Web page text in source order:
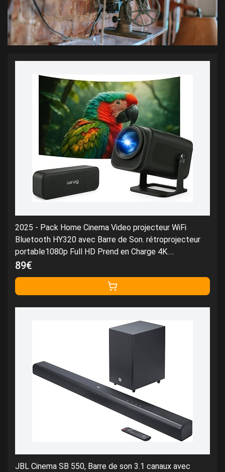
2025 - Pack Home Cinema Video projecteur WiFi
Bluetooth HY320 avec Barre de Son. rétroprojecteur
portable1080p Full HD Prend en Charge 4K.
vidéoprojecteur Compatible avec USB/HDMI, Android
11.
89€
JBL Cinema SB 550, Barre de son 3.1 canaux avec